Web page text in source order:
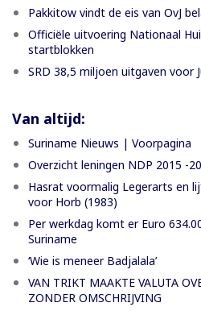
Pakkitow vindt de eis van OvJ
Officiële uitvoering Nationaal
startblokken
SRD 38,5 miljoen uitgaven voor
Van altijd:
Suriname Nieuws | Voorpagina
Overzicht leningen NDP 2015 -
Hasrat voormalig Legerarts en
voor Horb (1983)
Per werkdag komt er Euro
Suriname
‘Wie is meneer Badjalala’
VAN TRIKT MAAKTE VALUTA
ZONDER OMSCHRIJVING